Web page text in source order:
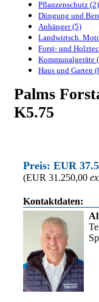
Pflanzenschutz (2)
Düngung und
Anhänger (5)
Landwirtsch.
Forst- und
Kommunalgeräte
Haus und Garten
Palms
K5.75
Preis: EUR
(EUR 31.250,00
Kontaktdaten: